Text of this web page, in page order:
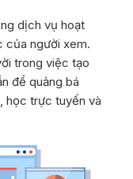
dịch vụ hoạt
của người xem.
trong việc tạo
để quảng bá
học trực tuyến và